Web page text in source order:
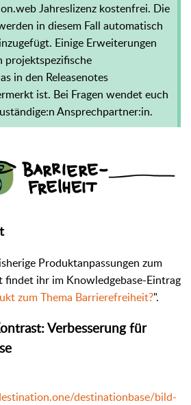
Jahreslizenz kostenfrei. Die
in diesem Fall automatisch
Einige Erweiterungen
projektspezifische
in den Releasenotes
ist. Bei Fragen wendet euch
Ansprechpartner:in.
Produktanpassungen zum
findet ihr im Knowledgebase-Eintrag
zum Thema Barrierefreiheit?".
Verbesserung für
destinationbase/bild-